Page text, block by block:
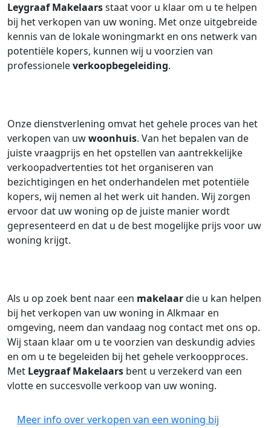
Leygraaf Makelaarsstaat voor u klaar om u te helpen
bij het verkopen van uw woning. Met onze uitgebreide
kennis van de lokale woningmarkt en ons netwerk van
potentiële kopers, kunnen wij u voorzien van
professioneleverkoopbegeleiding.
Onze dienstverlening omvat het gehele proces van het
verkopen van uwwoonhuis. Van het bepalen van de
juiste vraagprijs en het opstellen van aantrekkelijke
verkoopadvertenties tot het organiseren van
bezichtigingen en het onderhandelen met potentiële
kopers, wij nemen al het werk uit handen. Wij zorgen
ervoor dat uw woning op de juiste manier wordt
gepresenteerd en dat u de best mogelijke prijs voor uw
woning krijgt.
Als u op zoek bent naar een makelaardie u kan helpen
bij het verkopen van uw woning in Alkmaar en
omgeving, neem dan vandaag nog contact met ons op.
Wij staan klaar om u te voorzien van deskundig advies
en om u te begeleiden bij het gehele verkoopproces.
Met Leygraaf Makelaars bent u verzekerd van een
vlotte en succesvolle verkoop van uw woning.
Meer info over verkopen van een woning bij